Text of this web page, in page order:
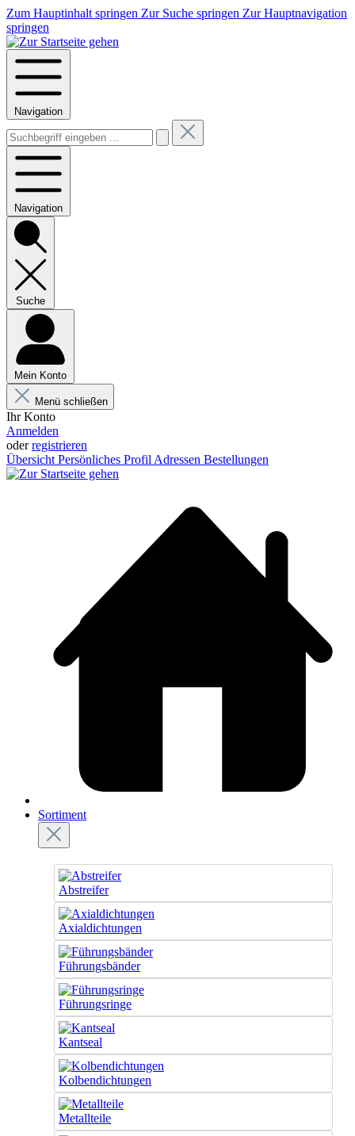
Zum Hauptinhalt springen Zur Suche springen Zur Hauptnavigation
springen
Navigation
Navigation
Suche
Mein Konto
Menü schließen
Ihr Konto
Anmelden
oderregistrieren
Übersicht Persönliches Profil Adressen Bestellungen
Sortiment
Abstreifer
Axialdichtungen
Führungsbänder
Führungsringe
Kantseal
Kolbendichtungen
Metallteile